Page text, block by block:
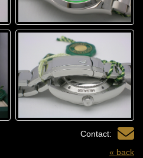
Contact:
« back